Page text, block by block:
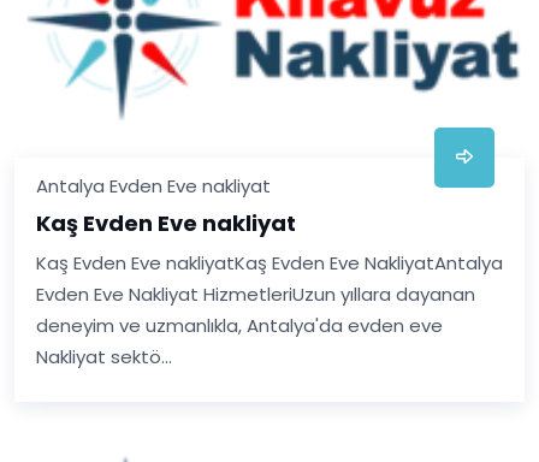
Antalya Evden Eve nakliyat
Kaş Evden Eve nakliyat
Kaş Evden Eve nakliyatKaş Evden Eve NakliyatAntalya
Evden Eve Nakliyat HizmetleriUzun yıllara dayanan
deneyim ve uzmanlıkla, Antalya'da evden eve
Nakliyat sektö...